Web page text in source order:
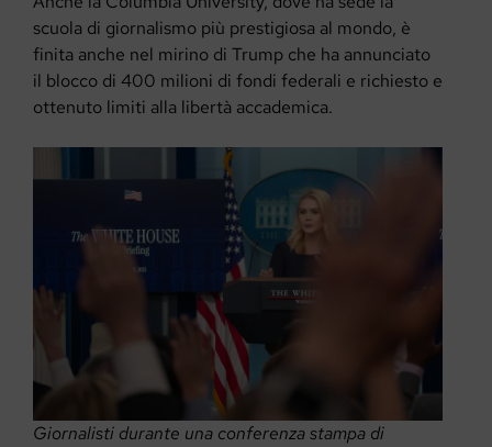
scuola di giornalismo più prestigiosa al mondo, è
finita anche nel mirino di Trump che ha annunciato
il blocco di 400 milioni di fondi federali e richiesto e
ottenuto limiti alla libertà accademica.
Giornalisti durante una conferenza stampa di